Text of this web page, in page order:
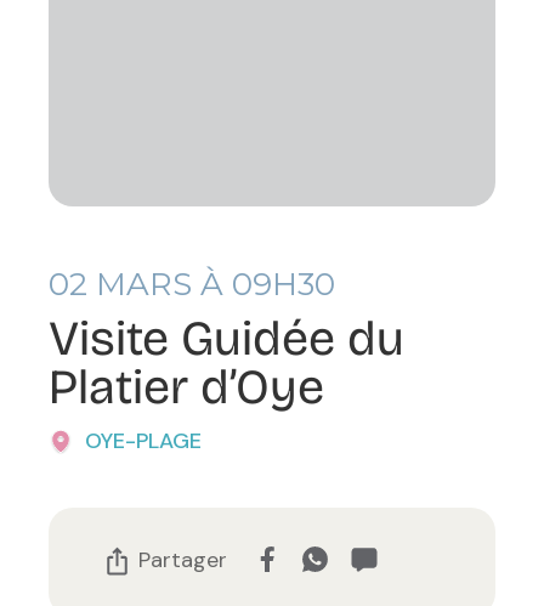
02 MARS À 09H30
Visite Guidée du
Platier d’Oye
OYE-PLAGE
Partager